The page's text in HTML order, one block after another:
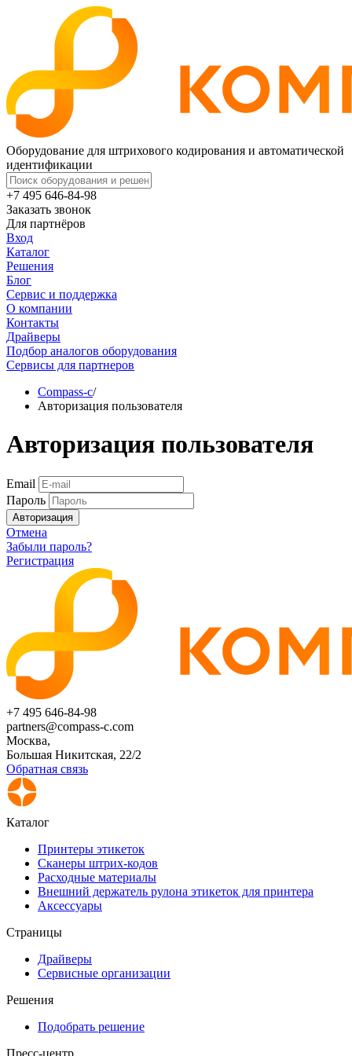
Оборудование для штрихового кодирования и автоматической
идентификации
+7 495 646-84-98
Заказать звонок
Для партнёров
Вход
Каталог
Решения
Блог
Сервис и поддержка
О компании
Контакты
Драйверы
Подбор аналогов оборудования
Сервисы для партнеров
Compass-c/
Авторизация пользователя
Авторизация пользователя
Email
Пароль
Авторизация
Отмена
Забыли пароль?
Регистрация
+7 495 646-84-98
partners@compass-c.com
Москва,
Большая Никитская, 22/2
Обратная связь
Каталог
Принтеры этикеток
Сканеры штрих-кодов
Расходные материалы
Внешний держатель рулона этикеток для принтера
Аксессуары
Страницы
Драйверы
Сервисные организации
Решения
Подобрать решение
Пресс-центр